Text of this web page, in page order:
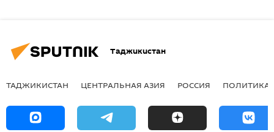
Таджикистан
ТАДЖИКИСТАН ЦЕНТРАЛЬНАЯ АЗИЯ РОССИЯ ПОЛИТИКА